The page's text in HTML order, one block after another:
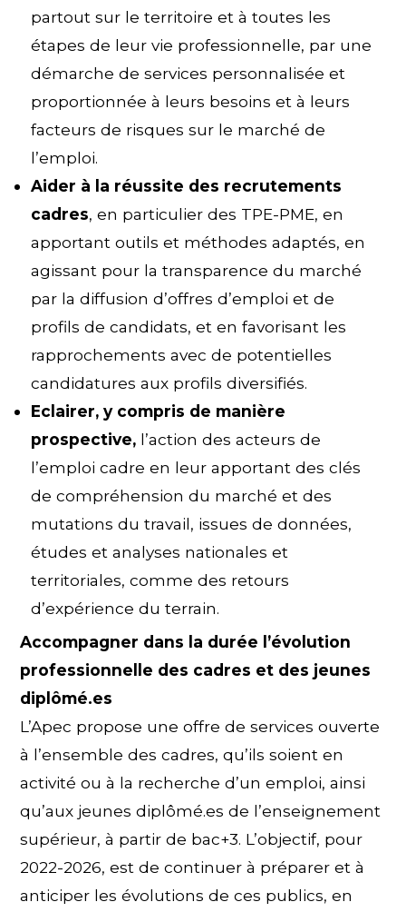
partout sur le territoire et à toutes les
étapes de leur vie professionnelle, par une
démarche de services personnalisée et
proportionnée à leurs besoins et à leurs
facteurs de risques sur le marché de
l’emploi.
Aider à la réussite des recrutements
cadres, en particulier des TPE-PME, en
apportant outils et méthodes adaptés, en
agissant pour la transparence du marché
par la diffusion d’offres d’emploi et de
profils de candidats, et en favorisant les
rapprochements avec de potentielles
candidatures aux profils diversifiés.
Eclairer, y compris de manière
prospective, l’action des acteurs de
l’emploi cadre en leur apportant des clés
de compréhension du marché et des
mutations du travail, issues de données,
études et analyses nationales et
territoriales, comme des retours
d’expérience du terrain.
Accompagner dans la durée l’évolution
professionnelle des cadres et des jeunes
diplômé.es
L’Apec propose une offre de services ouverte
à l’ensemble des cadres, qu’ils soient en
activité ou à la recherche d’un emploi, ainsi
qu’aux jeunes diplômé.es de l’enseignement
supérieur, à partir de bac+3. L’objectif, pour
2022-2026, est de continuer à préparer et à
anticiper les évolutions de ces publics, en